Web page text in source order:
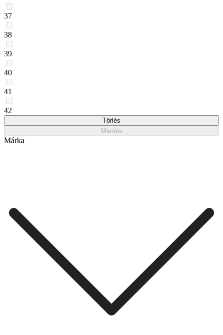
37
38
39
40
41
42
Törlés
Mentés
Márka